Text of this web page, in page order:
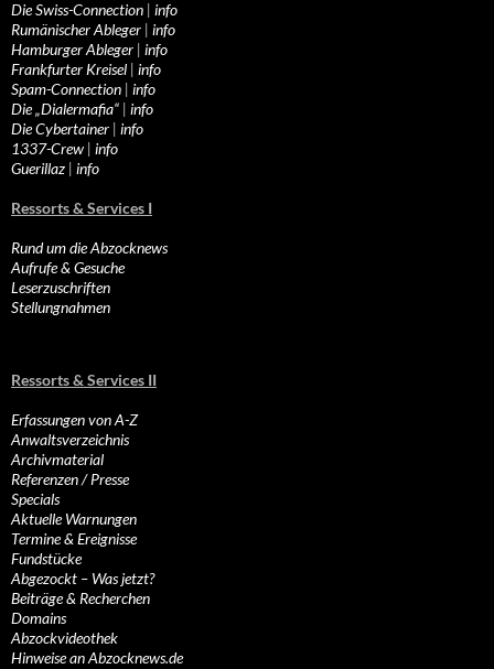
Die Swiss-Connection | info
Rumänischer Ableger | info
Hamburger Ableger | info
Frankfurter Kreisel | info
Spam-Connection | info
Die „Dialermafia“ | info
Die Cybertainer | info
1337-Crew | info
Guerillaz | info
Ressorts & Services I
Rund um die Abzocknews
Aufrufe & Gesuche
Leserzuschriften
Stellungnahmen
Ressorts & Services II
Erfassungen von A-Z
Anwaltsverzeichnis
Archivmaterial
Referenzen / Presse
Specials
Aktuelle Warnungen
Termine & Ereignisse
Fundstücke
Abgezockt – Was jetzt?
Beiträge & Recherchen
Domains
Abzockvideothek
Hinweise an Abzocknews.de